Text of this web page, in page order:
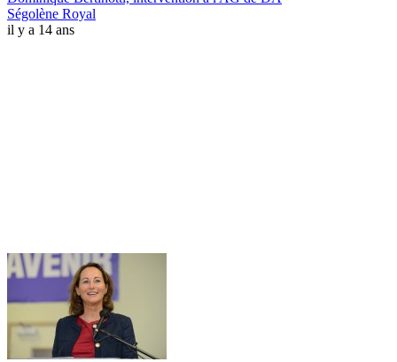
Ségolène Royal
il y a 14 ans